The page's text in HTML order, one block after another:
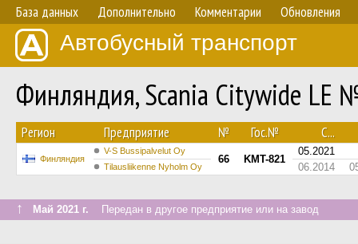
База данных Дополнительно Комментарии Обновления
Автобусный транспорт
Финляндия, Scania Citywide LE
Регион Предприятие № Гос.№ С...
Финляндия
V-S Bussipalvelut Oy
66 KMT-821
05.2021
Tilausliikenne Nyholm Oy 06.2014
↑ Май 2021 г. Передан в другое предприятие или на завод